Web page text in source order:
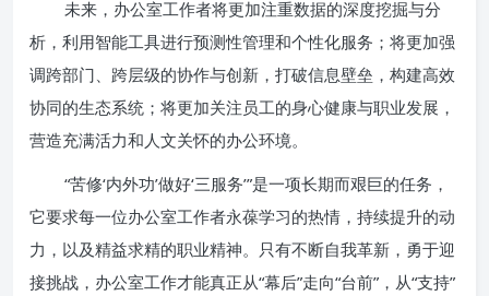
未来，办公室工作者将更加注重数据的深度挖掘与分
析，利用智能工具进行预测性管理和个性化服务；将更加强
调跨部门、跨层级的协作与创新，打破信息壁垒，构建高效
协同的生态系统；将更加关注员工的身心健康与职业发展，
营造充满活力和人文关怀的办公环境。
“苦修‘内外功’做好‘三服务’”是一项长期而艰巨的任务，
它要求每一位办公室工作者永葆学习的热情，持续提升的动
力，以及精益求精的职业精神。只有不断自我革新，勇于迎
接挑战，办公室工作才能真正从“幕后”走向“台前”，从“支持”